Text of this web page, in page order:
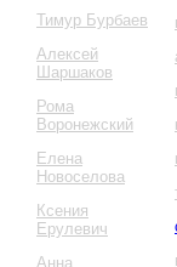
Тимур Бурбаев
Алексей
Шаршаков
Рома
Воронежский
Елена
Новоселова
Ксения
Ерулевич
Анна